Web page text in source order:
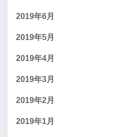
2019年6月
2019年5月
2019年4月
2019年3月
2019年2月
2019年1月